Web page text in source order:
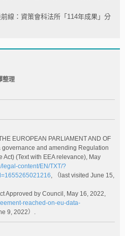
前線：資策會科法所「114年成果」分
整理
EUROPEAN PARLIAMENT AND OF
and amending Regulation
(Text with EEA relevance), May
content/EN/TXT/?
, （last visited June 15,
Approved by Council, May 16, 2022,
reached-on-eu-data-
9, 2022）.